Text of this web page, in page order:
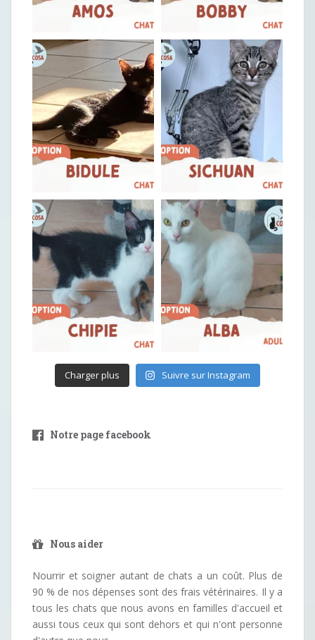
Charger plus Suivre sur Instagram
Notre page facebook
Nous aider
Nourrir et soigner autant de chats a un coût. Plus de
90 % de nos dépenses sont des frais vétérinaires. Il y a
tous les chats que nous avons en familles d'accueil et
aussi tous ceux qui sont dehors et qui n'ont personne